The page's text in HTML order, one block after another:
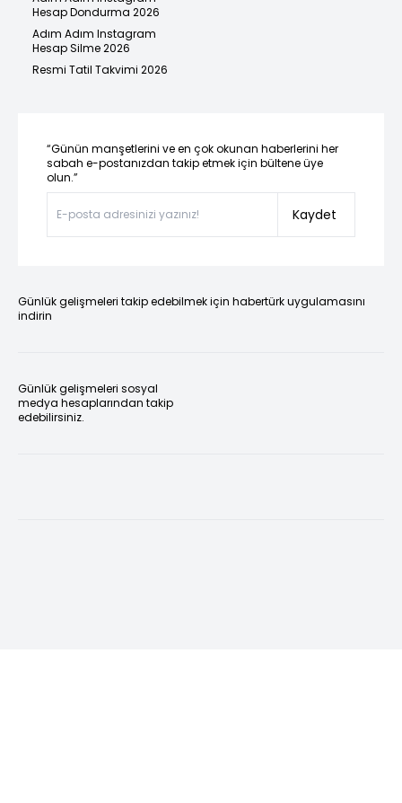
Hesap Dondurma 2026
Adım Adım Instagram
Hesap Silme 2026
Resmi Tatil Takvimi 2026
“Günün manşetlerini ve en çok okunan haberlerini her
sabah e-postanızdan takip etmek için bültene üye
olun.”
Kaydet
Günlük gelişmeleri takip edebilmek için habertürk uygulamasını
indirin
Günlük gelişmeleri sosyal
medya hesaplarından takip
edebilirsiniz.